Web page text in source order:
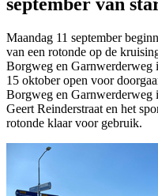
Maandag 11 september
van een rotonde op de
Borgweg en
15 oktober open voor
Borgweg en Garnwerderweg
Geert Reinderstraat en het
rotonde klaar voor gebruik.